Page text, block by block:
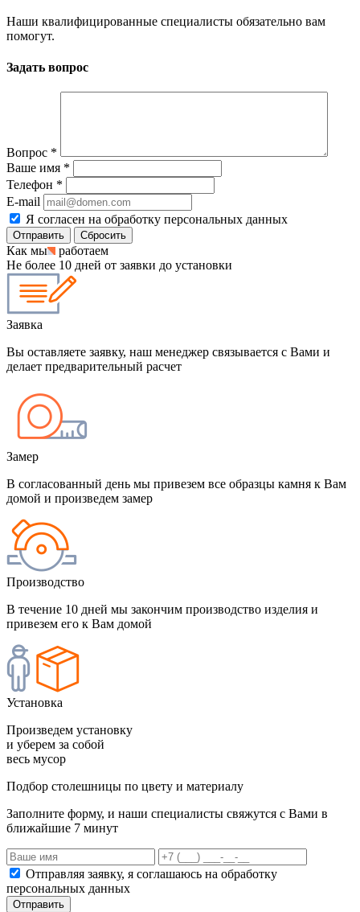
Наши квалифицированные специалисты обязательно вам
помогут.
Задать вопрос
Вопрос *
Ваше имя *
Телефон *
E-mail
Я согласен на обработку персональных данных
Сбросить
Как мы
работаем
Не более 10 дней от заявки до установки
Заявка
Вы оставляете заявку, наш менеджер связывается с Вами и
делает предварительный расчет
Замер
В согласованный день мы привезем все образцы камня к Вам
домой и произведем замер
Производство
В течение 10 дней мы закончим производство изделия и
привезем его к Вам домой
Установка
Произведем установку
и уберем за собой
весь мусор
Подбор столешницы по цвету и материалу
Заполните форму, и наши специалисты свяжутся с Вами в
ближайшие 7 минут
Отправляя заявку, я соглашаюсь на обработку
персональных данных
Отправить